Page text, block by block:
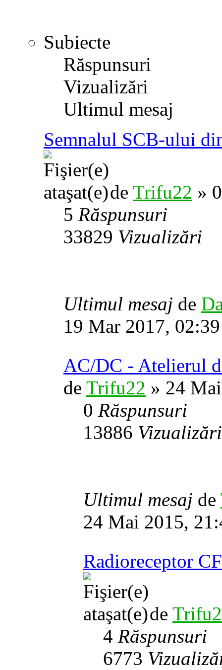
Subiecte
Răspunsuri
Vizualizări
Ultimul mesaj
Semnalul SCB-ului
de Trifu22 »
5 Răspunsuri
33829 Vizualizări
Ultimul mesaj de
19 Mar 2017, 02:39
AC/DC - Atelierul
de Trifu22 » 24
0 Răspunsuri
13886 Vizualizări
Ultimul mesaj de
24 Mai 2015,
Radioreceptor
de
4 Răspunsuri
6773